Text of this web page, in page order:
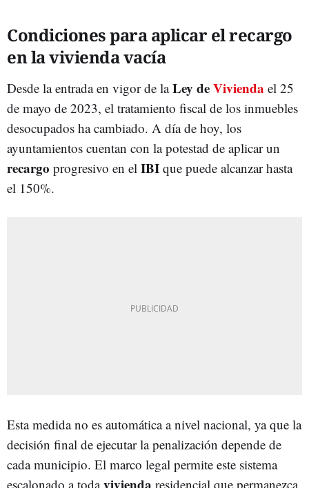
Condiciones para aplicar el recargo
en la vivienda vacía
Desde la entrada en vigor de laLey deVivienda el 25
de mayo de 2023, el tratamiento fiscal de los inmuebles
desocupados ha cambiado. A día de hoy, los
ayuntamientos cuentan con la potestad de aplicar un
recargo progresivo en el IBI que puede alcanzar hasta
el 150%.
Esta medida no es automática a nivel nacional, ya que la
decisión final de ejecutar la penalización depende de
cada municipio. El marco legal permite este sistema
escalonado a todavivienda residencial que permanezca